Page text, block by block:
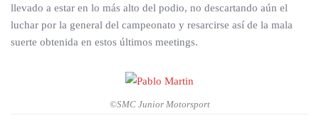
llevado a estar en lo más alto del podio, no descartando aún el
luchar por la general del campeonato y resarcirse así de la mala
suerte obtenida en estos últimos meetings.
©SMC Junior Motorsport